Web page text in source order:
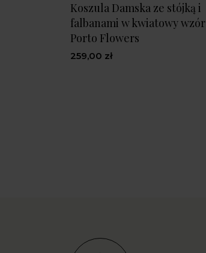
Koszula Damska ze stójką i
falbanami w kwiatowy wzór
Porto Flowers
259,00 zł